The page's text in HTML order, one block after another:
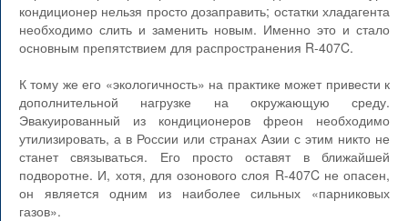
кондиционер нельзя просто дозаправить; остатки хладагента
необходимо слить и заменить новым. Именно это и стало
основным препятствием для распространения R-407C.
К тому же его «экологичность» на практике может привести к
дополнительной нагрузке на окружающую среду.
Эвакуированный из кондиционеров фреон необходимо
утилизировать, а в России или странах Азии с этим никто не
станет связываться. Его просто оставят в ближайшей
подворотне. И, хотя, для озонового слоя R-407C не опасен,
он является одним из наиболее сильных «парниковых
газов».